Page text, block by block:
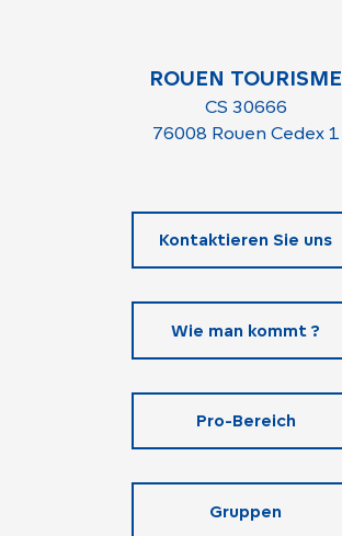
ROUEN TOURISME
CS 30666
76008 Rouen Cedex 1
Kontaktieren Sie uns
Wie man kommt ?
Pro-Bereich
Gruppen